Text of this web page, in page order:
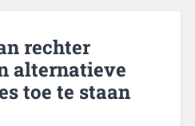
rechter
alternatieve
toe te staan